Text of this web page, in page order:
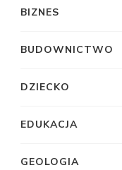
BIZNES
BUDOWNICTWO
DZIECKO
EDUKACJA
GEOLOGIA